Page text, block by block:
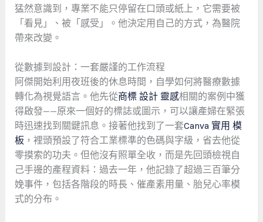
猛然意識到，專業不能只停留在口頭或紙上，它需要被
「看見」、被「感受」。他決定用自己的方式，為醫院
帶來改變。
從數據到設計：一套嚴謹的工作流程
阿傑開始利用夜班後的休息時間，自學如何將醫療數據
轉化為視覺語言。他先從商標 設計 靈感相關的案例中獲
得啟發——原來一個好的標誌或圖示，可以讓產婦在緊張
時迅速找到關鍵訊息。接著他找到了一套Canva 實用 模
板 ，裡頭預設了符合工業標準的色碼與字級，省去他從
零摸索的功夫。但他沒有照單全收，而是先回頭檢視自
己手邊的產程資料：過去一年，他記錄了超過三百筆分
娩事件，包括各階段的時長、催產素用量、胎兒心率模
式的分布。